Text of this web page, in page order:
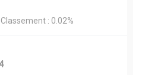
Classement : 0.02%